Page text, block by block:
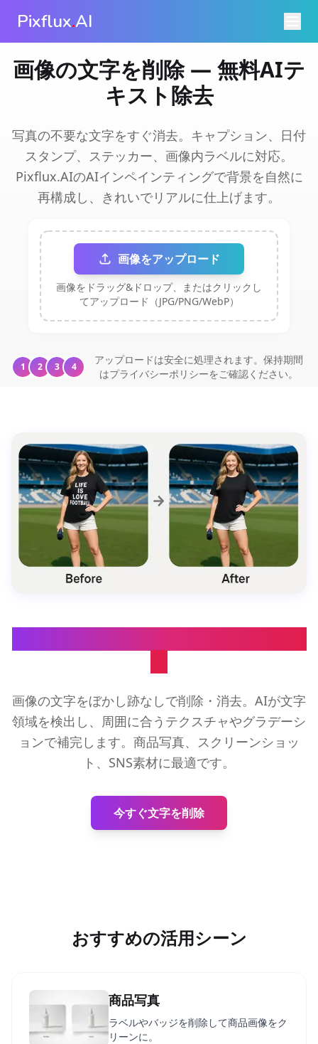
Pixflux.AI
画像の文字を削除 — 無料AIテ
キスト除去
写真の不要な文字をすぐ消去。キャプション、日付
スタンプ、ステッカー、画像内ラベルに対応。
Pixflux.AIのAIインペインティングで背景を自然に
再構成し、きれいでリアルに仕上げます。
画像をアップロード
画像をドラッグ&ドロップ、またはクリックし
てアップロード（JPG/PNG/WebP）
1 2 3 4
アップロードは安全に処理されます。保持期間
はプライバシーポリシーをご確認ください。
画像の文字をぼかし跡なしで削除・消去。AIが文字
領域を検出し、周囲に合うテクスチャやグラデーシ
ョンで補完します。商品写真、スクリーンショッ
ト、SNS素材に最適です。
今すぐ文字を削除
おすすめの活用シーン
商品写真
ラベルやバッジを削除して商品画像をク
リーンに。